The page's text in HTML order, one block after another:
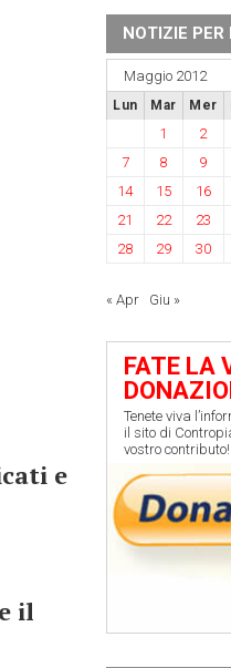
e
il
NOTIZIE PER
Maggio 2012
Lun Mar Mer
1 2
7
8 9
14
15 16
21
22 23
28
29 30
« Apr Giu »
FATE LA
Tenete viva
il sito di
vostro contributo!